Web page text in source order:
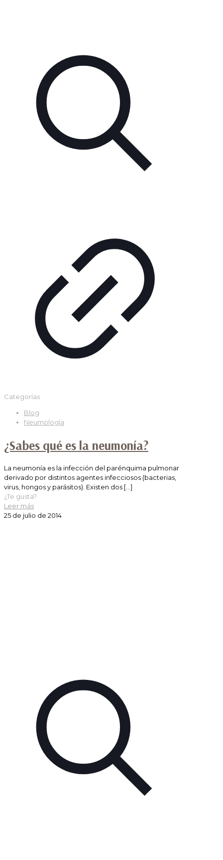
Categorías
Blog
Neumología
¿Sabes qué es la neumonía?
La neumonía es la infección del parénquima pulmonar
derivado por distintos agentes infecciosos (bacterias,
virus, hongos y parásitos). Existen dos […]
¿Te gusta?
Leer más
25 de julio de 2014